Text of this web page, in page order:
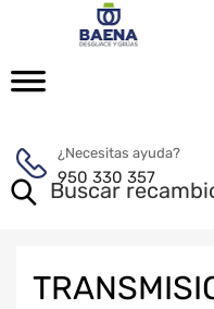
¿Necesitas ayuda?
950 330 357